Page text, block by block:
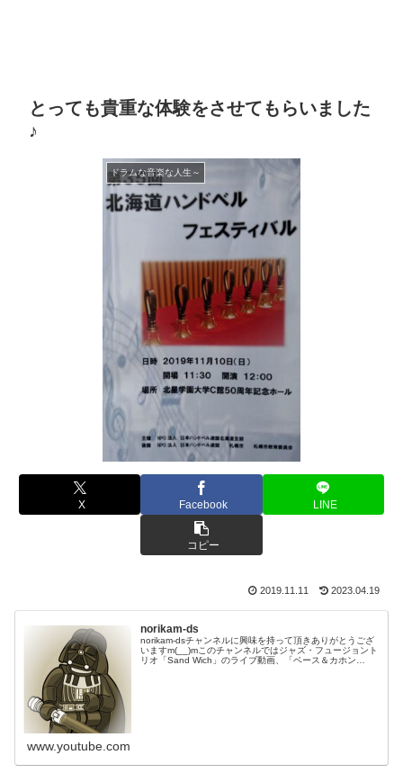
とっても貴重な体験をさせてもらいました
♪
ドラムな音楽な人生～
X Facebook LINE
コピー
2019.11.11 2023.04.19
norikam-ds
norikam-dsチャンネルに興味を持って頂きありがとうござ
いますm(__)mこのチャンネルではジャズ・フュージョント
リオ「Sand Wich」のライブ動画、「ベース＆カホン
www.youtube.com